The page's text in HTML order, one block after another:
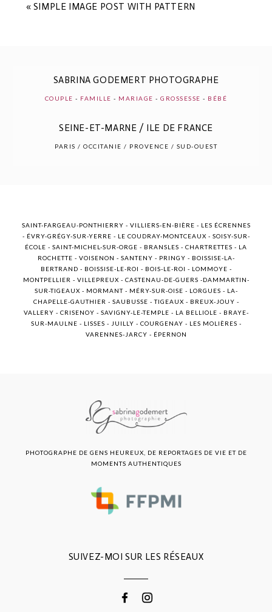
Les champs marqués sont requis *
POST COMMENT
« SIMPLE IMAGE POST WITH PATTERN
SABRINA GODEMERT PHOTOGRAPHE
COUPLE - FAMILLE - MARIAGE -GROSSESSE - BÉBÉ
SEINE-ET-MARNE / ILE DE FRANCE
PARIS / OCCITANIE / PROVENCE / SUD-OUEST
SAINT-FARGEAU-PONTHIERRY - VILLIERS-EN-BIÈRE - LES ÉCRENNES
- ÉVRY-GRÉGY-SUR-YERRE - LE COUDRAY-MONTCEAUX - SOISY-SUR-
ÉCOLE - SAINT-MICHEL-SUR-ORGE - BRANSLES - CHARTRETTES - LA
ROCHETTE - VOISENON - SANTENY - PRINGY - BOISSISE-LA-
BERTRAND - BOISSISE-LE-ROI - BOIS-LE-ROI - LOMMOYE -
MONTPELLIER - VILLEPREUX - CASTENAU-DE-GUERS -DAMMARTIN-
SUR-TIGEAUX - MORMANT - MÉRY-SUR-OISE - LORGUES - LA-
CHAPELLE-GAUTHIER - SAUBUSSE - TIGEAUX - BREUX-JOUY -
VALLERY - CRISENOY - SAVIGNY-LE-TEMPLE - LA BELLIOLE - BRAYE-
SUR-MAULNE - LISSES - JUILLY - COURGENAY - LES MOLIÈRES -
VARENNES-JARCY - ÉPERNON
SUIVEZ-MOI SUR LES RÉSEAUX
PHOTOGRAPHE DE GENS HEUREUX, DE REPORTAGES DE VIE ET DE
MOMENTS AUTHENTIQUES